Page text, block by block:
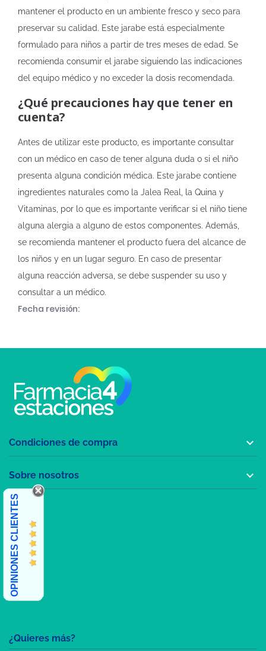
mantener el producto en un ambiente fresco y seco para
preservar su calidad. Este jarabe está especialmente
formulado para niños a partir de tres meses de edad. Se
recomienda consumir el jarabe siguiendo las indicaciones
del equipo médico y no exceder la dosis recomendada.
¿Qué precauciones hay que tener en
cuenta?
Antes de utilizar este producto, es importante consultar
con un médico en caso de tener alguna duda o si el niño
presenta alguna condición médica. Este jarabe contiene
ingredientes naturales como la Jalea Real, la Quina y
Vitaminas, por lo que es importante verificar si el niño tiene
alguna alergia a alguno de estos componentes. Además,
se recomienda mantener el producto fuera del alcance de
los niños y en un lugar seguro. En caso de presentar
alguna reacción adversa, se debe suspender su uso y
consultar a un médico.
Fecha revisión:
¿Quieres más?
Condiciones de compra 
Sobre nosotros 
OPINIONES CLIENTES